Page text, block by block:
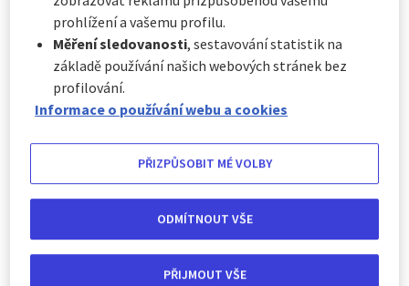
Dokonalé písečné pláže, mystické džungle, věčné slunce a
rozmanitá kultura - to vše "na jednom místě", na Filipínách.
Zázračná země 7107 ostrovů, cesta plná nevšedních zážitků,
kde se realita setkává s mystikou.
prohlížení a vašemu profilu.
Měření sledovanosti, sestavování statistik na
základě používání našich webových stránek bez
profilování.
Informace o používání webu a cookies
PŘIZPŮSOBIT MÉ VOLBY
ODMÍTNOUT VŠE
PŘIJMOUT VŠE